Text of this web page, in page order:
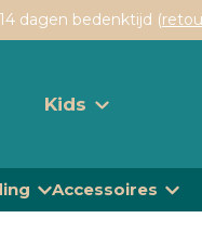
14 dagen bedenktijd (
Kids
Accessoires